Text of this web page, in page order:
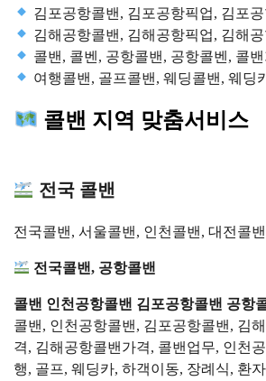
김포공항콜밴, 김포공항픽업, 김포
김해공항콜밴, 김해공항픽업, 김해
콜밴, 콜벤, 공항콜밴, 공항콜벤, 콜
여행콜밴, 골프콜밴, 웨딩콜밴, 웨딩
콜밴 지역 맞춤서비스
전국 콜밴
전국콜밴, 서울콜밴, 인천콜밴, 대전콜
전국콜밴, 공항콜밴
콜밴 인천공항콜밴 김포공항콜밴 공항
콜밴, 인천공항콜밴, 김포공항콜밴, 김
격, 김해공항콜밴가격, 콜밴업무, 인천
행, 골프, 웨딩카, 하객이동, 장례식, 환